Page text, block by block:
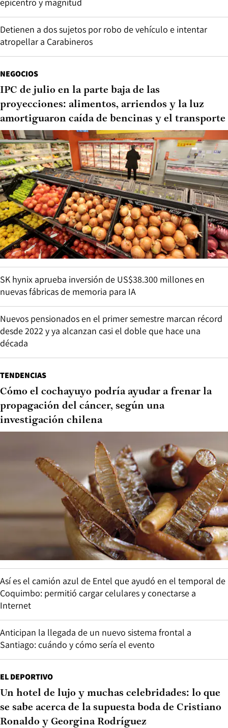
epicentro y magnitud
Detienen a dos sujetos por robo de vehículo e intentar
atropellar a Carabineros
NEGOCIOS
IPC de julio en la parte baja de las
proyecciones: alimentos, arriendos y la luz
amortiguaron caída de bencinas y el transporte
SK hynix aprueba inversión de US$38.300 millones en
nuevas fábricas de memoria para IA
Nuevos pensionados en el primer semestre marcan récord
desde 2022 y ya alcanzan casi el doble que hace una
década
TENDENCIAS
Cómo el cochayuyo podría ayudar a frenar la
propagación del cáncer, según una
investigación chilena
Así es el camión azul de Entel que ayudó en el temporal de
Coquimbo: permitió cargar celulares y conectarse a
Internet
Anticipan la llegada de un nuevo sistema frontal a
Santiago: cuándo y cómo sería el evento
EL DEPORTIVO
Un hotel de lujo y muchas celebridades: lo que
se sabe acerca de la supuesta boda de Cristiano
Ronaldo y Georgina Rodríguez